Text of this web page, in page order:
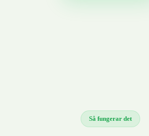
Så fungerar det